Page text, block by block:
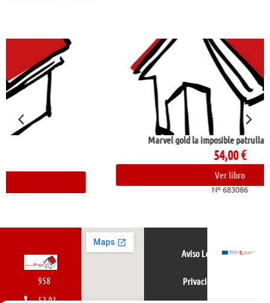
Marvel gold la imposible patrulla-x 12. rubicón
Nº 683086
958
52 01
Aviso Legal
Privacidad